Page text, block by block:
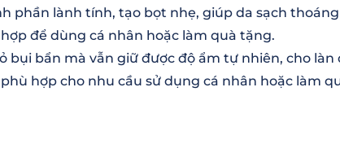
phần lành tính, tạo bọt nhẹ, giúp da sạch
để dùng cá nhân hoặc làm quà tặng.
bẩn mà vẫn giữ được độ ẩm tự nhiên, cho làn
hợp cho nhu cầu sử dụng cá nhân hoặc làm